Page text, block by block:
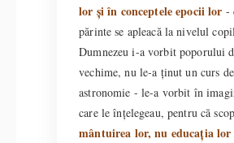
lor și în conceptele epocii lor -
părinte se apleacă la nivelul
Dumnezeu i-a vorbit poporului
vechime, nu le-a ținut un curs de
astronomie - le-a vorbit în
care le înțelegeau, pentru că
mântuirea lor, nu educația